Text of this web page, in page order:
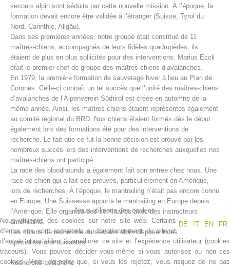
Centres de secours
secours alpin sont séduits par cette nouvelle mission. À l’époque, la
formation devait encore être validée à l’étranger (Suisse, Tyrol du
Nord, Carinthie, Allgäu).
Dans ses premières années, notre groupe était constitué de 11
maîtres-chiens, accompagnés de leurs fidèles quadrupèdes, ils
étaient de plus en plus sollicités pour des interventions. Marius Eccli
était le premier chef de groupe des maîtres-chiens d’avalanches.
En 1979, la première formation de sauvetage hiver à lieu au Plan de
Corones. Celle-ci connaît un tel succès que l’unité des maîtres-chiens
d’avalanches de l’Alpenverein Südtirol est créée en automne de la
même année. Ainsi, les maîtres-chiens étaient représentés également
au comité régional du BRD. Nos chiens étaient formés dès le début
également lors des formations été pour des interventions de
recherche. Le fait que ce fut la bonne décision est prouvé par les
nombreux succès lors des interventions de recherches auxquelles nos
maîtres-chiens ont participé.
La race des bloodhounds a également fait son entrée chez nous. Une
race de chien qui a fait ses preuves, particulièrement en Amérique,
lors de recherches. À l’époque, le mantrailing n’était pas encore connu
en Europe. Une Suissesse apporta le mantrailing en Europe depuis
l’Amérique. Elle organisa des séminaires avec des instructeurs
américains.
Les chiens de recherche du secours alpin disposent des
spécialisations suivantes
Recherche avalanche
Nous utilisons des cookies
DE
IT EN FR
Nous utilisons des cookies sur notre site web. Certains
d’entre eux sont essentiels au fonctionnement du site et
d’autres nous aident à améliorer ce site et l’expérience utilisateur (cookies
traceurs). Vous pouvez décider vous-même si vous autorisez ou non ces
cookies. Merci de noter que, si vous les rejetez, vous risquez de ne pas